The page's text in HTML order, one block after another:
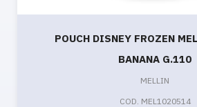
POUCH DISNEY FROZEN
BANANA G.110
MELLIN
COD. MEL1020514